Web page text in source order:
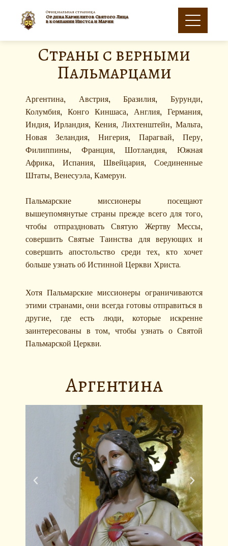
Официальная страница
Oрдена Кармелитов Святого Лица
в компании Иисуса и Марии
Страны с верными
Пальмарцами
Аргентина, Австрия, Бразилия, Бурунди,
Колумбия, Конго Киншаса, Англия, Германия,
Индия, Ирландия, Кения, Лихтенштейн, Мальта,
Новая Зеландия, Нигерия, Парагвай, Перу,
Филиппины, Франция, Шотландия, Южная
Африка, Испания, Швейцария, Соединенные
Штаты, Венесуэла, Камерун.
Пальмарские миссионеры посещают
вышеупомянутые страны прежде всего для того,
чтобы отпраздновать Святую Жертву Мессы,
совершить Святые Таинства для верующих и
совершить апостольство среди тех, кто хочет
больше узнать об Истинной Церкви Христа.
Хотя Пальмарские миссионеры ограничиваются
этими странами, они всегда готовы отправиться в
другие, где есть люди, которые искренне
заинтересованы в том, чтобы узнать о Святой
Пальмарской Церкви.
Аргентина